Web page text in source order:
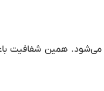
همین شفافیت